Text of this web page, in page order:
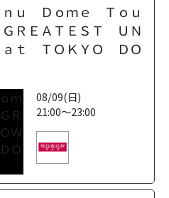
ｕ Ｄｏｍｅ Ｔｏｕ
ＲＥＡＴＥＳＴ ＵＮ
ｔ ＴＯＫＹＯ ＤＯ
08/09(日)
21:00～23:00